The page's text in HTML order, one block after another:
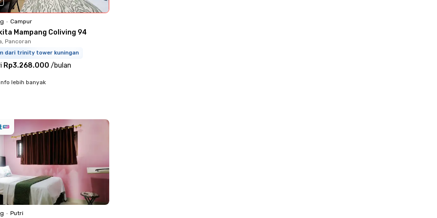
• Campur
Mampang Coliving 94
Pancoran
dari trinity tower kuningan
Rp3.268.000 /bulan
lebih banyak
• Putri